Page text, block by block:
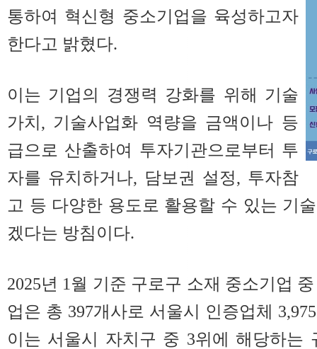
통하여 혁신형 중소기업을 육성하고자
한다고 밝혔다.
이는 기업의 경쟁력 강화를 위해 기술
가치, 기술사업화 역량을 금액이나 등
급으로 산출하여 투자기관으로부터 투
자를 유치하거나, 담보권 설정, 투자참
고 등 다양한 용도로 활용할 수 있는 기
겠다는 방침이다.
2025년 1월 기준 구로구 소재 중소기업
업은 총 397개사로 서울시 인증업체
이는 서울시 자치구 중 3위에 해당하는